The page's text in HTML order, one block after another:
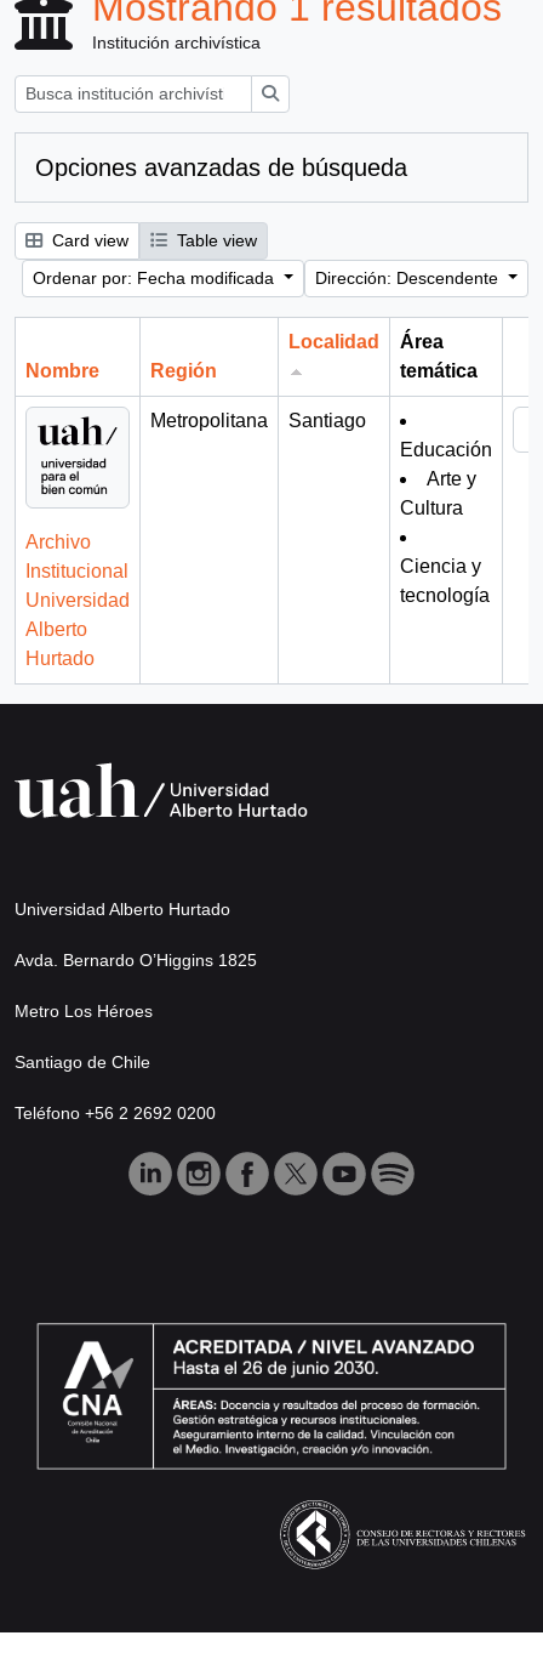
Institución archivística
Opciones avanzadas de búsqueda
Card view
Table view
Ordenar por: Fecha modificada
Dirección: Descendente
Nombre Región
Localidad
Área
temática
Archivo
Institucional
Universidad
Alberto
Hurtado
Metropolitana
Santiago
Educación
Arte y
Cultura
Ciencia y
tecnología
Universidad Alberto Hurtado
Avda. Bernardo O’Higgins 1825
Metro Los Héroes
Santiago de Chile
Teléfono +56 2 2692 0200